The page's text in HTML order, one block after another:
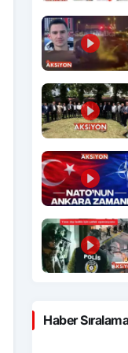
Haber